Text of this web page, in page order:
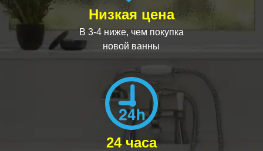
Низкая цена
В 3-4 ниже, чем покупка
новой ванны
24 часа